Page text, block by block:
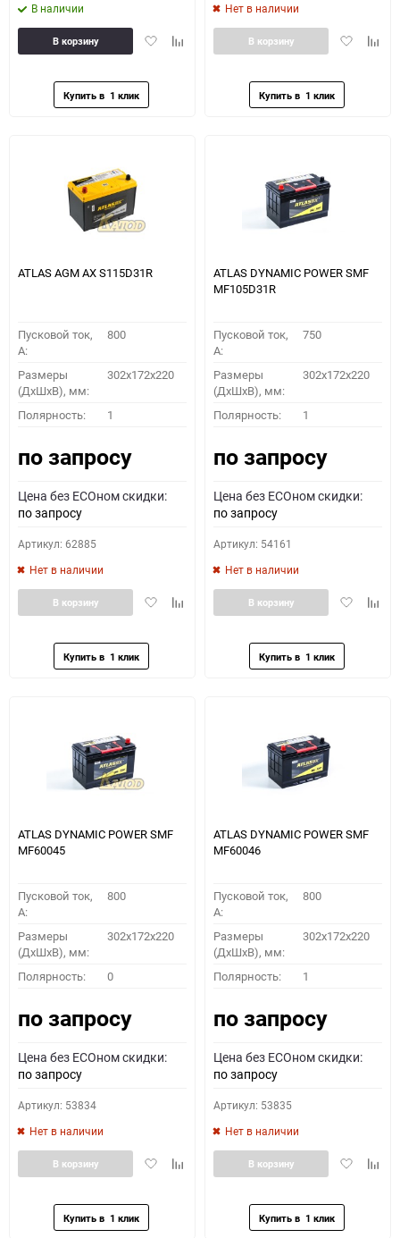
В наличии
ДобавитьДобавить
В корзину
Нет в наличии
Добавить
В корзину
ATLAS AGM AX S115D31R
Пусковой ток,
A:
800
Размеры
(ДхШхВ), мм:
302x172x220
Полярность: 1
по запросу
Цена без ECOном скидки:
по запросу
Артикул: 62885
Нет в наличии
ДобавитьДобавить
В корзину
ATLAS DYNAMIC POWER SMF
MF105D31R
Пусковой ток,
A:
750
Размеры
(ДхШхВ), мм:
302x172x220
Полярность: 1
по запросу
Цена без ECOном скидки:
по запросу
Артикул: 54161
Нет в наличии
Добавить
В корзину
ATLAS DYNAMIC POWER SMF
MF60045
Пусковой ток,
A:
800
Размеры
(ДхШхВ), мм:
302x172x220
Полярность: 0
по запросу
Цена без ECOном скидки:
по запросу
Артикул: 53834
Нет в наличии
ДобавитьДобавить
В корзину
ATLAS DYNAMIC POWER SMF
MF60046
Пусковой ток,
A:
800
Размеры
(ДхШхВ), мм:
302x172x220
Полярность: 1
по запросу
Цена без ECOном скидки:
по запросу
Артикул: 53835
Нет в наличии
Добавить
В корзину